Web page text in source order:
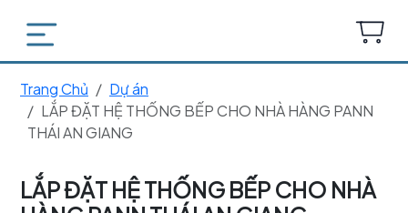
Trang Chủ
Dự án
LẮP ĐẶT HỆ THỐNG BẾP CHO NHÀ HÀNG PANN
THÁI AN GIANG
LẮP ĐẶT HỆ THỐNG BẾP CHO NHÀ